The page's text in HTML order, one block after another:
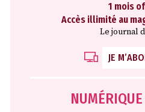
1 mois
Accès illimité au
Le journal
JE